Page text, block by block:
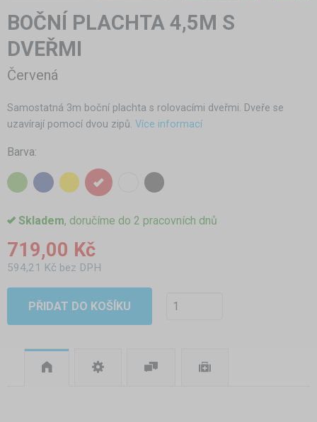
BOČNÍ PLACHTA 4,5M S
DVEŘMI
Červená
Samostatná 3m boční plachta s rolovacími dveřmi. Dveře se
uzavírají pomocí dvou zipů. Více informací
Barva:
Skladem, doručíme do 2 pracovních dnů
719,00 Kč
594,21 Kč bez DPH
PŘIDAT DO KOŠÍKU